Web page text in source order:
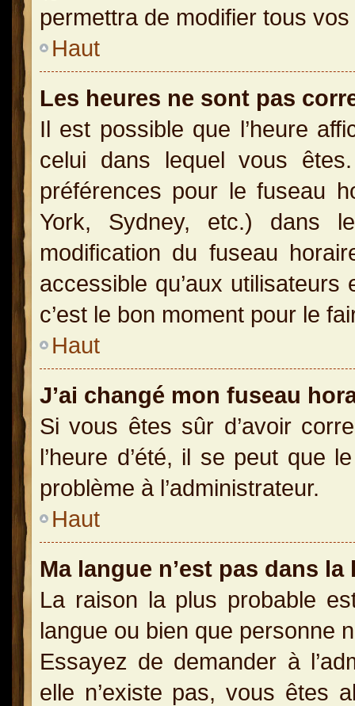
permettra de modifier tous
Haut
Les heures ne sont pas
Il est possible que l’heure
celui dans lequel vous
préférences pour le fuseau
York, Sydney, etc.) dans
modification du fuseau
accessible qu’aux
c’est le bon moment pour le
Haut
J’ai changé mon fuseau
Si vous êtes sûr d’avoir
l’heure d’été, il se peut que
problème à l’administrateur.
Haut
Ma langue n’est pas dans la
La raison la plus probable
langue ou bien que personne
Essayez de demander à
elle n’existe pas, vous êtes